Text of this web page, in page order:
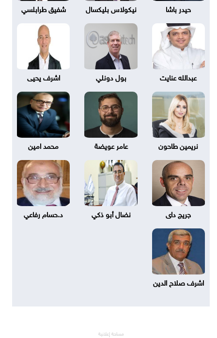
حيدر باشا نيكولاس بليكسال شفيق طرابلسي
عبدالله عنايت بول دونلي اشرف يحيى
نريمين طاحون عامر عويضة محمد امين
جريج داى نضال أبو ذكي د.حسام رفاعي
اشرف صلاح الدين
مساحة إعلانية